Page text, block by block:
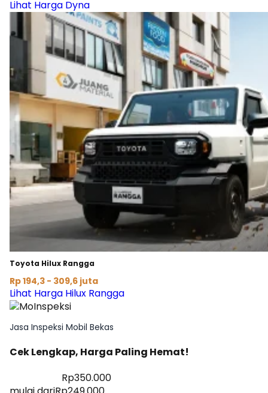
Lihat Harga Dyna
Toyota Hilux Rangga
Rp 194,3 - 309,6 juta
Lihat Harga Hilux Rangga
Jasa Inspeksi Mobil Bekas
Cek Lengkap, Harga Paling Hemat!
Rp350.000